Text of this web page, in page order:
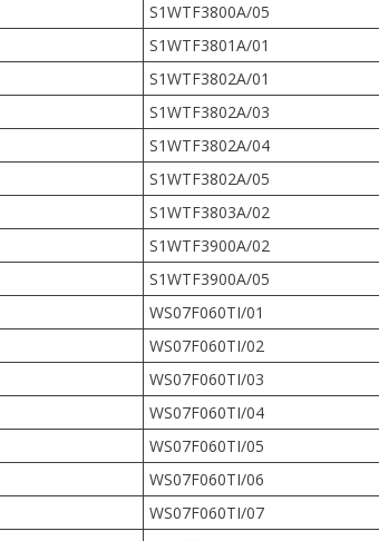
S1WTF3800A/05
S1WTF3801A/01
S1WTF3802A/01
S1WTF3802A/03
S1WTF3802A/04
S1WTF3802A/05
S1WTF3803A/02
S1WTF3900A/02
S1WTF3900A/05
WS07F060TI/01
WS07F060TI/02
WS07F060TI/03
WS07F060TI/04
WS07F060TI/05
WS07F060TI/06
WS07F060TI/07